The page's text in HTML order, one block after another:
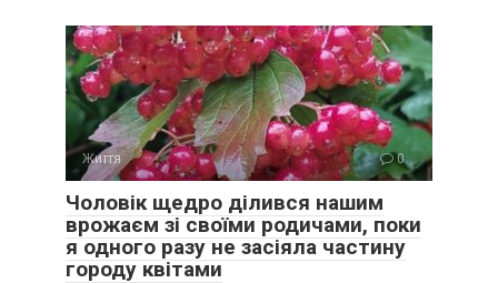
Життя 0
Чоловік щедро ділився нашим
врожаєм зі своїми родичами, поки
я одного разу не засіяла частину
городу квітами